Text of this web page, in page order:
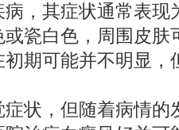
，其症状通常表现
瓷白色，周围皮肤
期可能并不明显，
状，但随着病情的